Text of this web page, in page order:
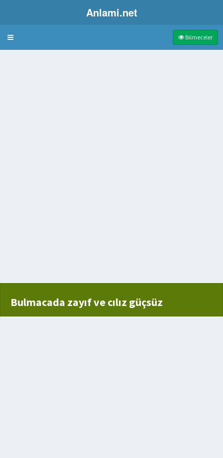
Anlami.net
Bulmaca Bilmeceler
Bulmacada zayıf ve cılız güçsüz